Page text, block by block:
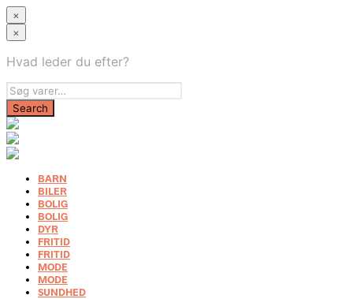
×
×
Hvad leder du efter?
BARN
BILER
BOLIG
BOLIG
DYR
FRITID
FRITID
MODE
MODE
SUNDHED